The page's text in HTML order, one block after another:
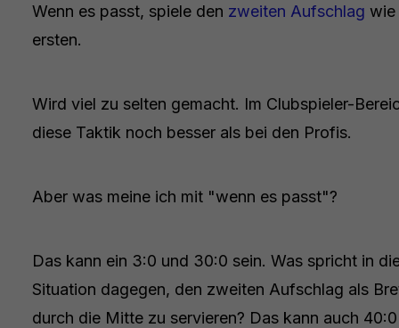
Wenn es passt, spiele den zweiten Aufschlag wie
ersten.
Wird viel zu selten gemacht. Im Clubspieler-
diese Taktik noch besser als bei den Profis.
Aber was meine ich mit "wenn es passt"?
Das kann ein 3:0 und 30:0 sein. Was spricht in
Situation dagegen, den zweiten Aufschlag als
durch die Mitte zu servieren? Das kann auch